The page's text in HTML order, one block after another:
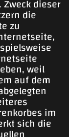
dieser
die
zu
weil
auf dem
im
sich die